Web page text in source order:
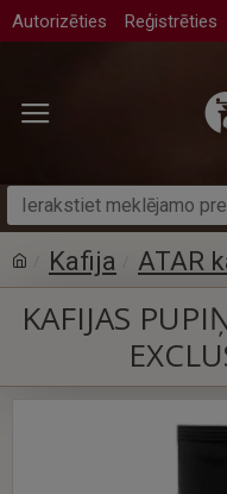
Autorizēties Reģistrēties
Kafija ATAR
KAFIJAS